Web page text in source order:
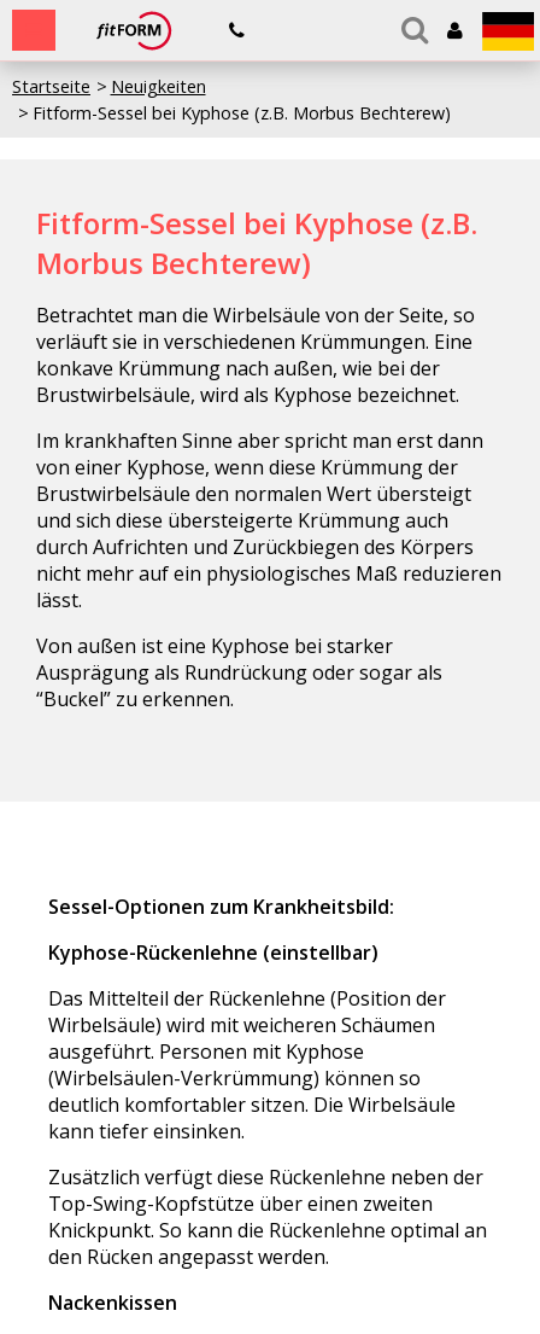
Startseite
Neuigkeiten
Fitform-Sessel bei Kyphose (z.B. Morbus Bechterew)
Fitform-Sessel bei Kyphose (z.B.
Morbus Bechterew)
Betrachtet man die Wirbelsäule von der Seite, so
verläuft sie in verschiedenen Krümmungen. Eine
konkave Krümmung nach außen, wie bei der
Brustwirbelsäule, wird als Kyphose bezeichnet.
Im krankhaften Sinne aber spricht man erst dann
von einer Kyphose, wenn diese Krümmung der
Brustwirbelsäule den normalen Wert übersteigt
und sich diese übersteigerte Krümmung auch
durch Aufrichten und Zurückbiegen des Körpers
nicht mehr auf ein physiologisches Maß reduzieren
lässt.
Von außen ist eine Kyphose bei starker
Ausprägung als Rundrückung oder sogar als
“Buckel” zu erkennen.
Sessel-Optionen zum Krankheitsbild:
Kyphose-Rückenlehne (einstellbar)
Das Mittelteil der Rückenlehne (Position der
Wirbelsäule) wird mit weicheren Schäumen
ausgeführt. Personen mit Kyphose
(Wirbelsäulen-Verkrümmung) können so
deutlich komfortabler sitzen. Die Wirbelsäule
kann tiefer einsinken.
Zusätzlich verfügt diese Rückenlehne neben der
Top-Swing-Kopfstütze über einen zweiten
Knickpunkt. So kann die Rückenlehne optimal an
den Rücken angepasst werden.
Nackenkissen